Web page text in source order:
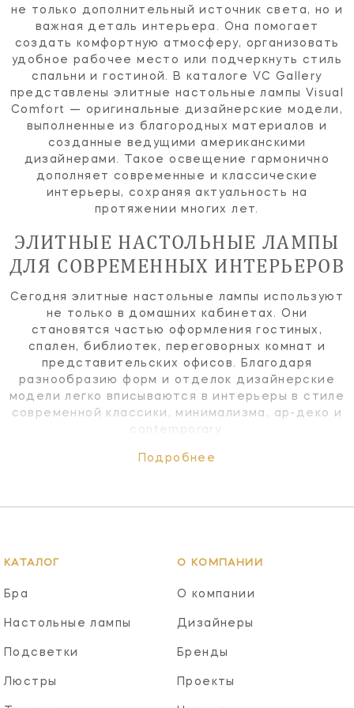
не только дополнительный источник света, но и
важная деталь интерьера. Она помогает
создать комфортную атмосферу, организовать
удобное рабочее место или подчеркнуть стиль
спальни и гостиной. В каталоге VC Gallery
представлены элитные настольные лампы Visual
Comfort — оригинальные дизайнерские модели,
выполненные из благородных материалов и
созданные ведущими американскими
дизайнерами. Такое освещение гармонично
дополняет современные и классические
интерьеры, сохраняя актуальность на
протяжении многих лет.
ЭЛИТНЫЕ НАСТОЛЬНЫЕ ЛАМПЫ
ДЛЯ СОВРЕМЕННЫХ ИНТЕРЬЕРОВ
Сегодня элитные настольные лампы используют
не только в домашних кабинетах. Они
становятся частью оформления гостиных,
спален, библиотек, переговорных комнат и
представительских офисов. Благодаря
разнообразию форм и отделок дизайнерские
модели легко вписываются в интерьеры в стиле
современной классики, минимализма, ар-деко и
contemporary.
Подробнее
КАТАЛОГ
Бра
Настольные лампы
Подсветки
Люстры
О КОМПАНИИ
О компании
Дизайнеры
Бренды
Проекты